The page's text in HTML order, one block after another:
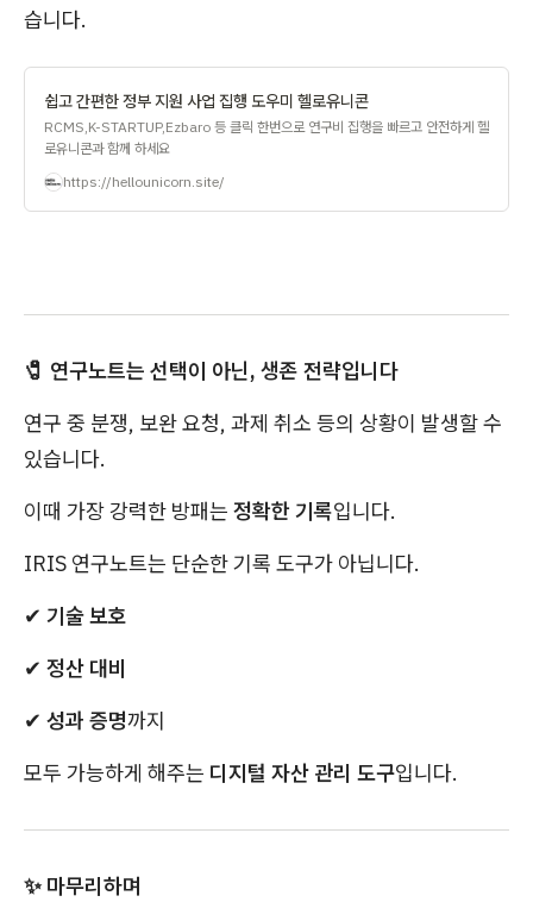
습니다.
쉽고 간편한 정부 지원 사업 집행 도우미 헬로유니콘
RCMS,K-STARTUP,Ezbaro 등 클릭 한번으로 연구비 집행을 빠르고 안전하게 헬
로유니콘과 함께 하세요
https://hellounicorn.site/
🧷 연구노트는 선택이 아닌, 생존 전략입니다
연구 중 분쟁, 보완 요청, 과제 취소 등의 상황이 발생할 수
있습니다.
이때 가장 강력한 방패는 정확한 기록입니다.
IRIS 연구노트는 단순한 기록 도구가 아닙니다.
✔ 기술 보호
✔ 정산 대비
✔ 성과 증명까지
모두 가능하게 해주는 디지털 자산 관리 도구입니다.
✨ 마무리하며